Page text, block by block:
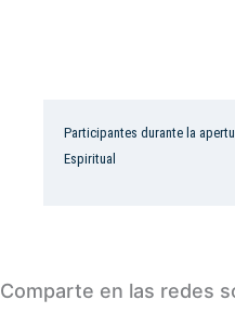
Participantes durante la
Espiritual
Comparte en las redes